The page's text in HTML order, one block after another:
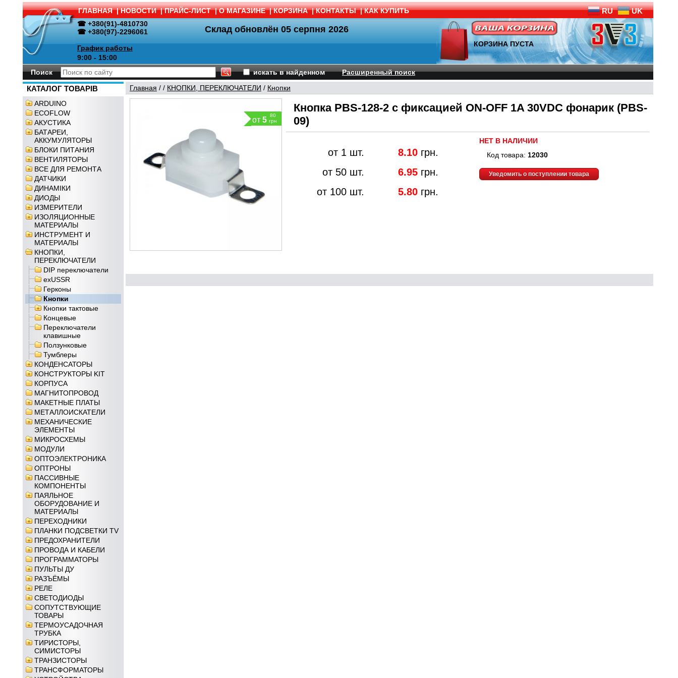
ГЛАВНАЯ | НОВОСТИ | ПРАЙС-ЛИСТ | О МАГАЗИНЕ | КОРЗИНА | КОНТАКТЫ | КАК КУПИТЬ RU UK
☎ +380(91)-4810730
☎ +380(97)-2296061
График работы
9:00 - 15:00
Склад обновлён 05 серпня 2026
КОРЗИНА ПУСТА
Поиск искать в найденном Расширенный поиск
КАТАЛОГ ТОВАРІВ
ARDUINO
ECOFLOW
АКУСТИКА
БАТАРЕИ,
АККУМУЛЯТОРЫ
БЛОКИ ПИТАНИЯ
ВЕНТИЛЯТОРЫ
ВСЕ ДЛЯ РЕМОНТА
ДАТЧИКИ
ДИНАМІКИ
ДИОДЫ
ИЗМЕРИТЕЛИ
ИЗОЛЯЦИОННЫЕ
МАТЕРИАЛЫ
ИНСТРУМЕНТ И
МАТЕРИАЛЫ
КНОПКИ,
ПЕРЕКЛЮЧАТЕЛИ
DIP переключатели
exUSSR
Герконы
Кнопки
Кнопки тактовые
Концевые
Переключатели
клавишные
Ползунковые
Тумблеры
КОНДЕНСАТОРЫ
КОНСТРУКТОРЫ KIT
КОРПУСА
МАГНИТОПРОВОД
МАКЕТНЫЕ ПЛАТЫ
МЕТАЛЛОИСКАТЕЛИ
МЕХАНИЧЕСКИЕ
ЭЛЕМЕНТЫ
МИКРОСХЕМЫ
МОДУЛИ
ОПТОЭЛЕКТРОНИКА
ОПТРОНЫ
ПАССИВНЫЕ
КОМПОНЕНТЫ
ПАЯЛЬНОЕ
ОБОРУДОВАНИЕ И
МАТЕРИАЛЫ
ПЕРЕХОДНИКИ
ПЛАНКИ ПОДСВЕТКИ TV
ПРЕДОХРАНИТЕЛИ
ПРОВОДА И КАБЕЛИ
ПРОГРАММАТОРЫ
ПУЛЬТЫ ДУ
РАЗЪЁМЫ
РЕЛЕ
СВЕТОДИОДЫ
СОПУТСТВУЮЩИЕ
ТОВАРЫ
ТЕРМОУСАДОЧНАЯ
ТРУБКА
ТИРИСТОРЫ,
СИМИСТОРЫ
ТРАНЗИСТОРЫ
ТРАНСФОРМАТОРЫ
Главная / / КНОПКИ, ПЕРЕКЛЮЧАТЕЛИ / Кнопки
от 5
80
грн
Кнопка PBS-128-2 с фиксацией ON-OFF 1A 30VDC фонарик (PBS-
09)
от 1 шт. 8.10 грн.
от 50 шт.
6.95 грн.
от 100 шт.
5.80 грн.
НЕТ В НАЛИЧИИ
Код товара: 12030
Уведомить о поступлении товара